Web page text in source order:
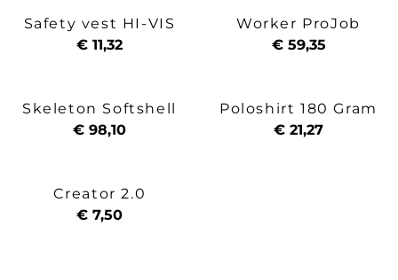
Safety vest HI-VIS
€ 11,32
Worker ProJob
€ 59,35
Skeleton Softshell
€ 98,10
Poloshirt 180 Gram
€ 21,27
Creator 2.0
€ 7,50